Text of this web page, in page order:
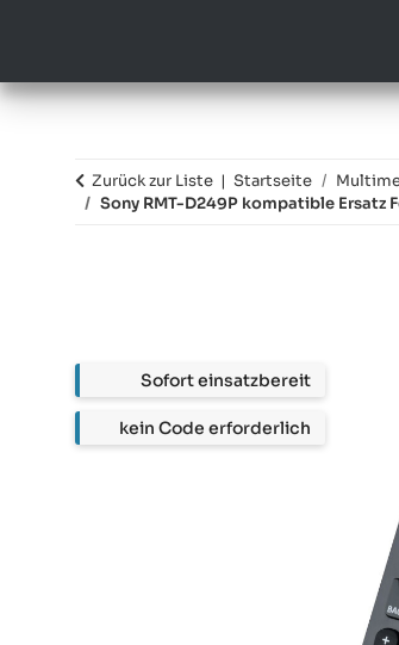
Zurück zur Liste Startseite
Sony RMT-D249P kompatible Ersatz